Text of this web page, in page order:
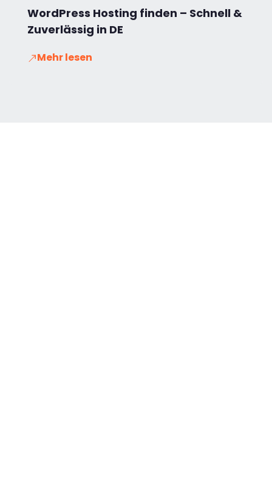
WordPress Hosting finden – Schnell &
Zuverlässig in DE
Mehr lesen